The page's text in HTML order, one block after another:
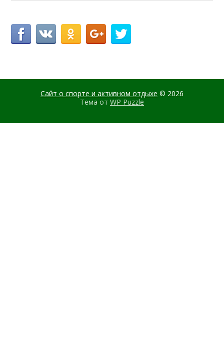
Сайт о спорте и активном отдыхе © 2026
Тема от WP Puzzle